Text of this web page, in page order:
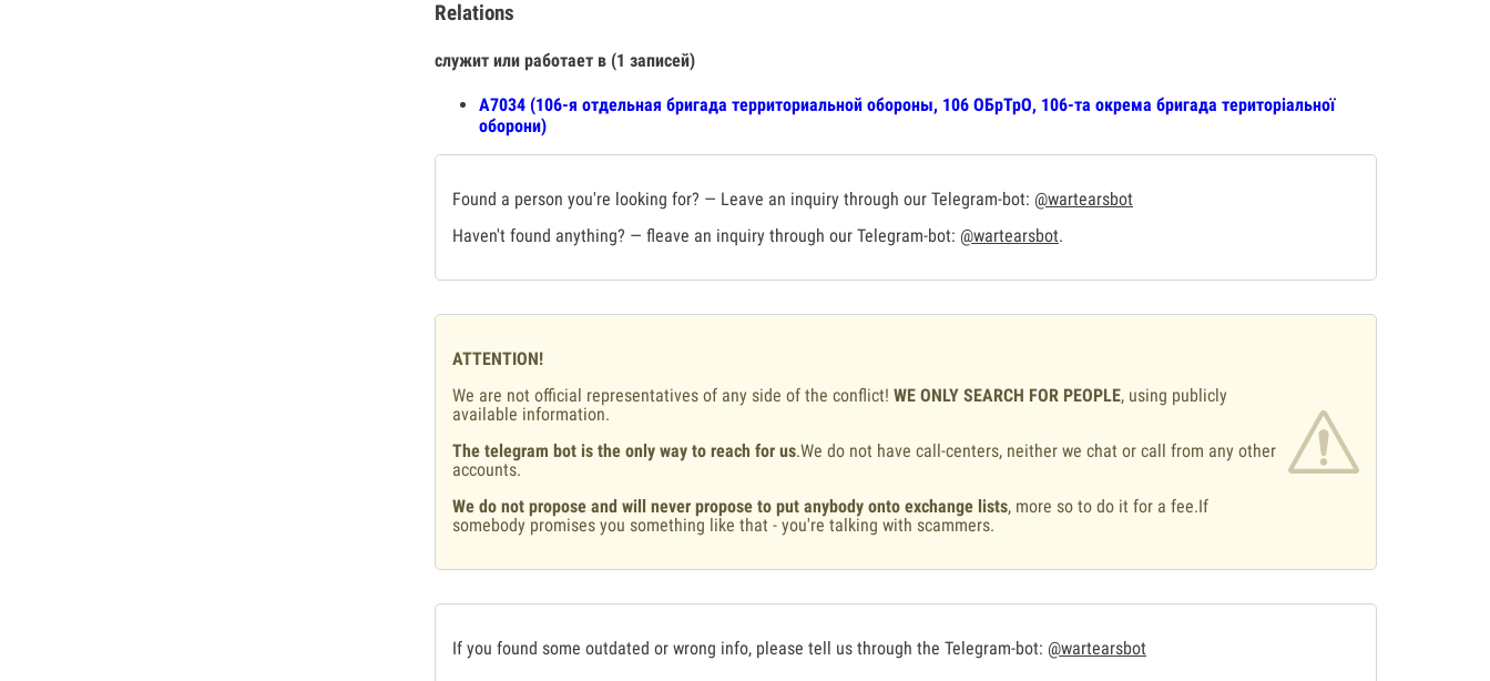
Relations
служит или работает в (1 записей)
A7034 (106-я отдельная бригада территориальной обороны, 106 ОБрТрО, 106-та окрема бригада територіальної
оборони)
Found a person you're looking for? — Leave an inquiry through our Telegram-bot: @wartearsbot
Haven't found anything? — fleave an inquiry through our Telegram-bot: @wartearsbot.
ATTENTION!
We are not official representatives of any side of the conflict! WE ONLY SEARCH FOR PEOPLE, using publicly
available information.
The telegram bot is the only way to reach for us.We do not have call-centers, neither we chat or call from any other
accounts.
We do not propose and will never propose to put anybody onto exchange lists, more so to do it for a fee.If
somebody promises you something like that - you're talking with scammers.
If you found some outdated or wrong info, please tell us through the Telegram-bot: @wartearsbot